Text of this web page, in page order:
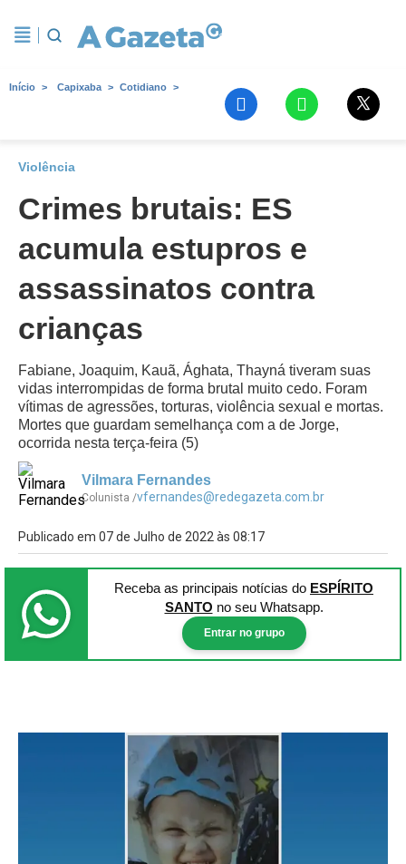
Início Capixaba Cotidiano
Violência
Crimes brutais: ES
acumula estupros e
assassinatos contra
crianças
Fabiane, Joaquim, Kauã, Ághata, Thayná tiveram suas
vidas interrompidas de forma brutal muito cedo. Foram
vítimas de agressões, torturas, violência sexual e mortas.
Mortes que guardam semelhança com a de Jorge,
ocorrida nesta terça-feira (5)
Vilmara Fernandes
Colunista /vfernandes@redegazeta.com.br
Publicado em 07 de Julho de 2022 às 08:17
Receba as principais notícias do ESPÍRITO
SANTO no seu Whatsapp.
Entrar no grupo